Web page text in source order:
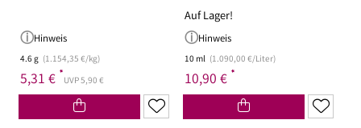
Hinweis
4.6 g (1.154,35 €/kg)
5,31 € *UVP 5,90 €
Auf Lager!
Hinweis
10 ml (1.090,00 €/Liter)
10,90 € *